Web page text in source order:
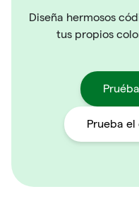
Diseña hermosos
tus propios
Prueba